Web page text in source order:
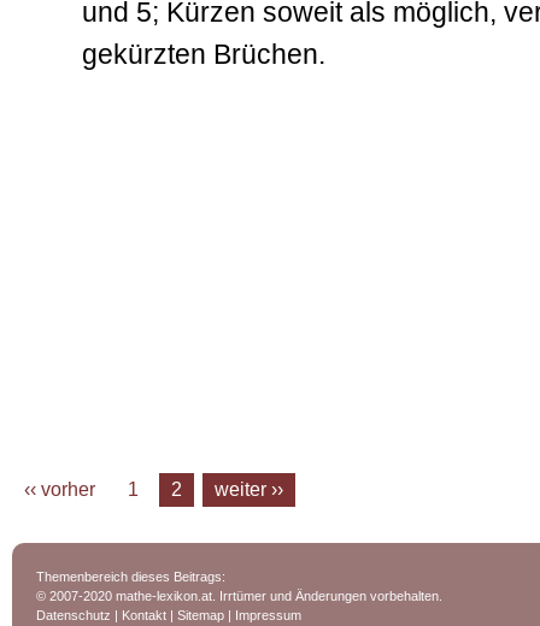
und 5; Kürzen soweit als möglich,
gekürzten Brüchen.
‹‹ vorher 1 2 weiter ››
Themenbereich dieses Beitrags:
© 2007-2020 mathe-lexikon.at. Irrtümer und Änderungen vorbehalten.
Datenschutz | Kontakt | Sitemap | Impressum